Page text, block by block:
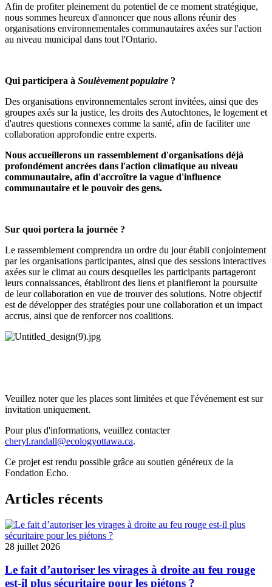
Afin de profiter pleinement du potentiel de ce moment stratégique,
nous sommes heureux d'annoncer que nous allons réunir des
organisations environnementales communautaires axées sur l'action
au niveau municipal dans tout l'Ontario.
Qui participera à Soulèvement populaire ?
Des organisations environnementales seront invitées, ainsi que des
groupes axés sur la justice, les droits des Autochtones, le logement et
d'autres questions connexes comme la santé, afin de faciliter une
collaboration approfondie entre experts.
Nous accueillerons un rassemblement d'organisations déjà
profondément ancrées dans l'action climatique au niveau
communautaire, afin d'accroître la vague d'influence
communautaire et le pouvoir des gens.
Sur quoi portera la journée ?
Le rassemblement comprendra un ordre du jour établi conjointement
par les organisations participantes, ainsi que des sessions interactives
axées sur le climat au cours desquelles les participants partageront
leurs connaissances, établiront des liens et planifieront la poursuite
de leur collaboration en vue de trouver des solutions. Notre objectif
est de développer des stratégies pour une collaboration et un impact
accrus, ainsi que de renforcer nos coalitions.
Veuillez noter que les places sont limitées et que l'événement est sur
invitation uniquement.
Pour plus d'informations, veuillez contacter
cheryl.randall@ecologyottawa.ca.
Ce projet est rendu possible grâce au soutien généreux de la
Fondation Echo.
Articles récents
28 juillet 2026
Le fait d’autoriser les virages à droite au feu rouge
est-il plus sécuritaire pour les piétons ?